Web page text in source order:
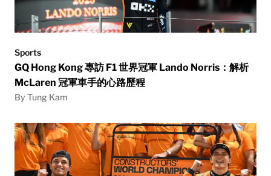
Sports
GQ Hong Kong 專訪 F1 世界冠軍 Lando Norris：解析
McLaren 冠軍車手的心路歷程
By Tung Kam